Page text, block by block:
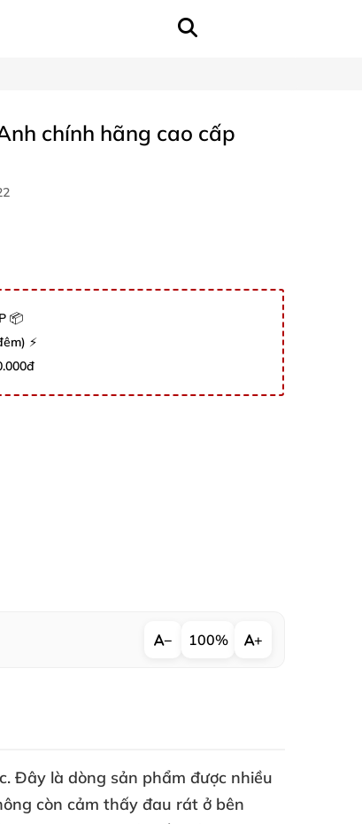
chính hãng cao cấp
📦
⚡
− 100% +
. Đây là dòng sản phẩm được nhiều
còn cảm thấy đau rát ở bên